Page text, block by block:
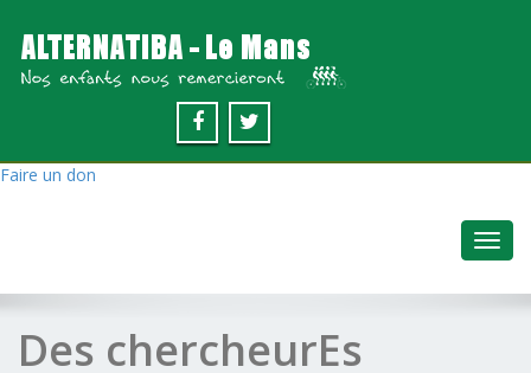
Faire un don
Des chercheurEs